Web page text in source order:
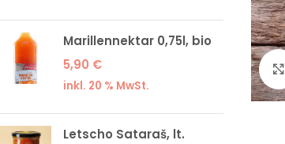
Marillennektar 0,75l, bio
5,90 €
inkl. 20 % MwSt.
Letscho Sataraš, lt.